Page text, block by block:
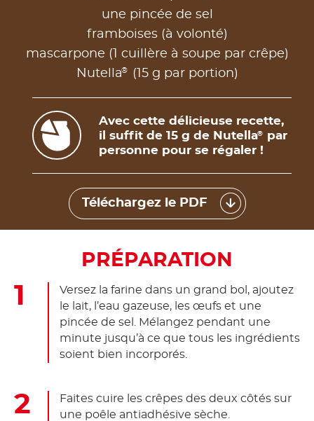
une pincée de sel
framboises (à volonté)
mascarpone (1 cuillère à soupe par crêpe)
Nutella® (15 g par portion)
Avec cette délicieuse recette,
il suffit de 15 g de Nutella®
par
personne pour se régaler !
Téléchargez le PDF
PRÉPARATION
Versez la farine dans un grand bol, ajoutez
le lait, l’eau gazeuse, les œufs et une
pincée de sel. Mélangez pendant une
minute jusqu’à ce que tous les ingrédients
soient bien incorporés.
Faites cuire les crêpes des deux côtés sur
une poêle antiadhésive sèche.